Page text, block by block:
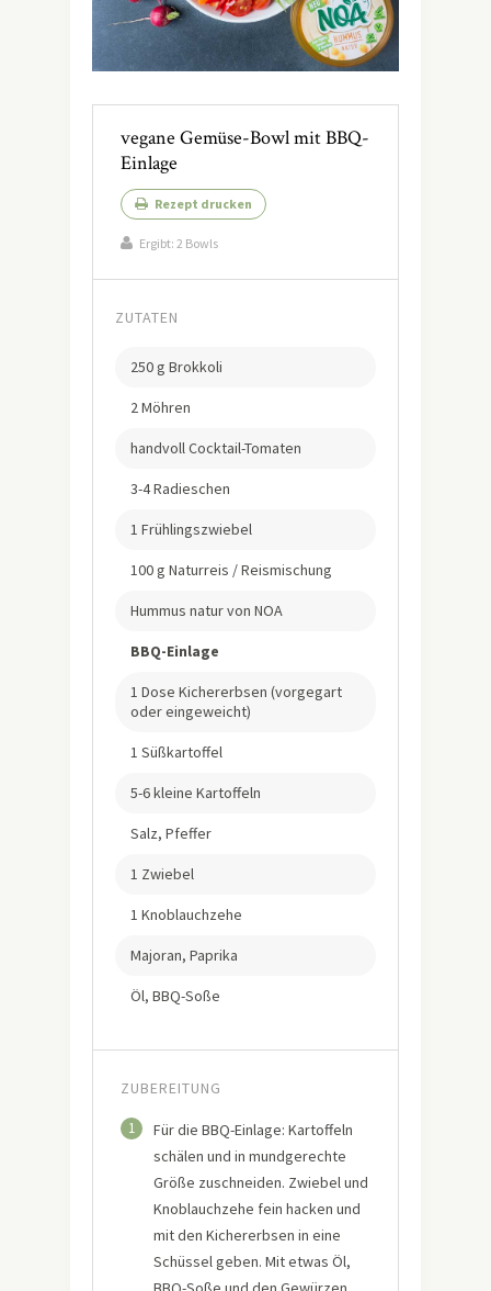
vegane Gemüse-Bowl mit BBQ-
Einlage
Rezept drucken
Ergibt: 2 Bowls
ZUTATEN
250 g Brokkoli
2 Möhren
handvoll Cocktail-Tomaten
3-4 Radieschen
1 Frühlingszwiebel
100 g Naturreis / Reismischung
Hummus natur von NOA
BBQ-Einlage
1 Dose Kichererbsen (vorgegart
oder eingeweicht)
1 Süßkartoffel
5-6 kleine Kartoffeln
Salz, Pfeffer
1 Zwiebel
1 Knoblauchzehe
Majoran, Paprika
Öl, BBQ-Soße
ZUBEREITUNG
1
Für die BBQ-Einlage: Kartoffeln
schälen und in mundgerechte
Größe zuschneiden. Zwiebel und
Knoblauchzehe fein hacken und
mit den Kichererbsen in eine
Schüssel geben. Mit etwas Öl,